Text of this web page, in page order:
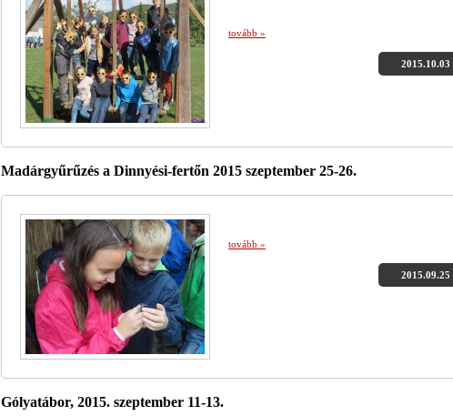
tovább »
2015.10.03
Madárgyűrűzés a Dinnyési-fertőn 2015 szeptember 25-26.
tovább »
2015.09.25
Gólyatábor, 2015. szeptember 11-13.